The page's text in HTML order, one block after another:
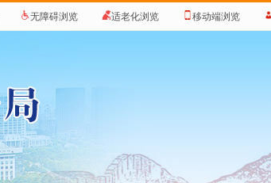
无障碍浏览 适老化浏览 移动端浏览